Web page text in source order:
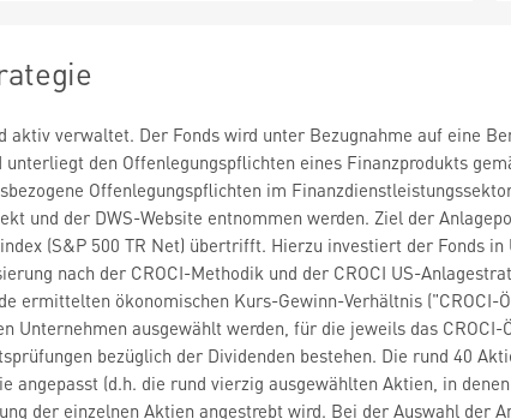
aktiv verwaltet. Der Fonds wird unter Bezugnahme auf eine
den Offenlegungspflichten eines Finanzprodukts
Offenlegungspflichten im
und der DWS-Website entnommen werden. Ziel der
(S&P 500 TR Net) übertrifft. Hierzu investiert der Fonds
nach der CROCI-Methodik und der CROCI US-
ermittelten ökonomischen Kurs-Gewinn-Verhältnis
Unternehmen ausgewählt werden, für die jeweils das CROCI-
bezüglich der Dividenden bestehen. Die rund 40
angepasst (d.h. die rund vierzig ausgewählten Aktien, in
der einzelnen Aktien angestrebt wird. Bei der Auswahl der